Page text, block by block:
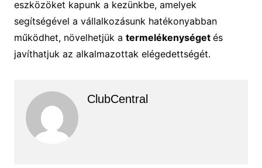
eszközöket kapunk a kezünkbe, amelyek
segítségével a vállalkozásunk hatékonyabban
működhet, növelhetjük a termelékenységet és
javíthatjuk az alkalmazottak elégedettségét.
ClubCentral